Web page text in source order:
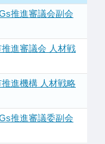
推進審議会副会
進審議会 人材戦
進機構 人材戦略
推進審議委副会